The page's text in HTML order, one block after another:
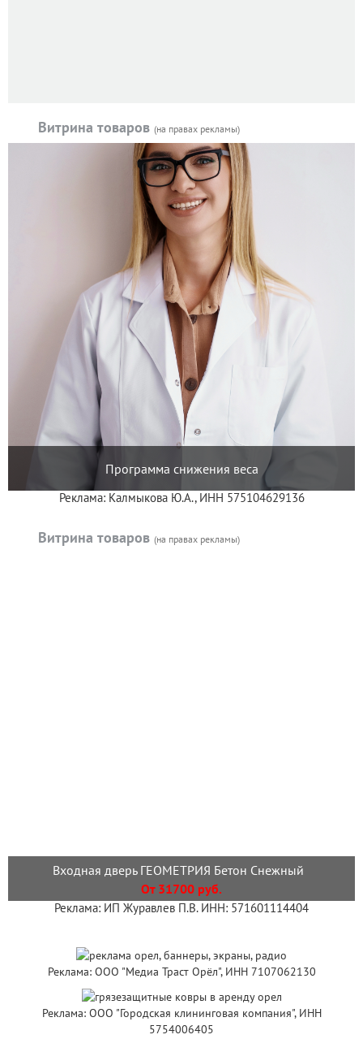
Витрина товаров (на правах рекламы)
Программа снижения веса
Реклама: Калмыкова Ю.А., ИНН 575104629136
Витрина товаров (на правах рекламы)
Входная дверь ГЕОМЕТРИЯ Бетон Снежный
От 31700 руб.
Реклама: ИП Журавлев П.В. ИНН: 571601114404
Реклама: ООО "Медиа Траст Орёл", ИНН 7107062130
Реклама: ООО "Городская клининговая компания", ИНН
5754006405